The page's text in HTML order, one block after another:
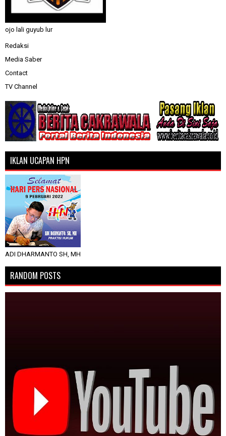
ojo lali guyub lur
Redaksi
Media Saber
Contact
TV Channel
IKLAN UCAPAN HPN
ADI DHARMANTO SH, MH
RANDOM POSTS